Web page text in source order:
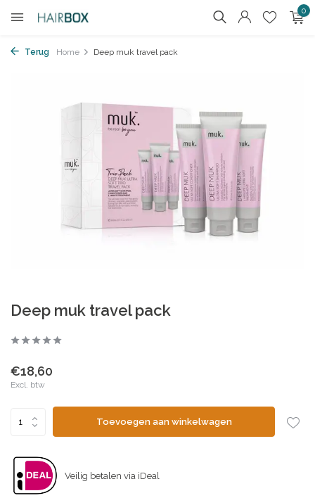
0
Terug Home Deep muk travel pack
Deep muk travel pack
€18,60
Excl. btw
Toevoegen aan winkelwagen
Veilig betalen via iDeal